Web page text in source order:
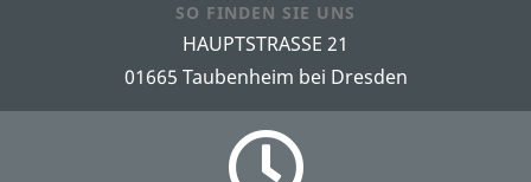
SO FINDEN SIE UNS
HAUPTSTRASSE 21
01665 Taubenheim bei Dresden